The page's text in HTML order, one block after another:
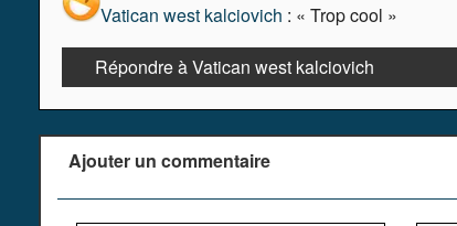
Vatican west kalciovich : « Trop cool »
Répondre à Vatican west kalciovich
Ajouter un commentaire